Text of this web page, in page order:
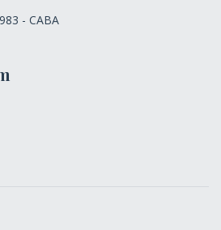
- CABA